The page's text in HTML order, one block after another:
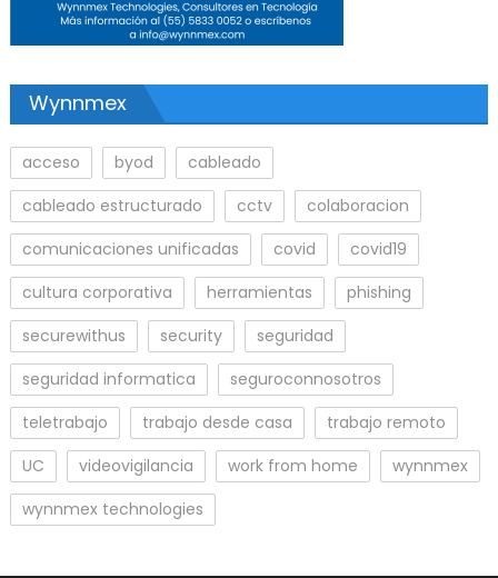
Wynnmex
acceso byod
cableado
cableado estructurado
cctv
colaboracion
comunicaciones unificadas
covid
covid19
cultura corporativa
herramientas
phishing
securewithus
security
seguridad
seguridad informatica
seguroconnosotros
teletrabajo
trabajo desde casa
trabajo remoto
UC
videovigilancia work from home
wynnmex
wynnmex technologies